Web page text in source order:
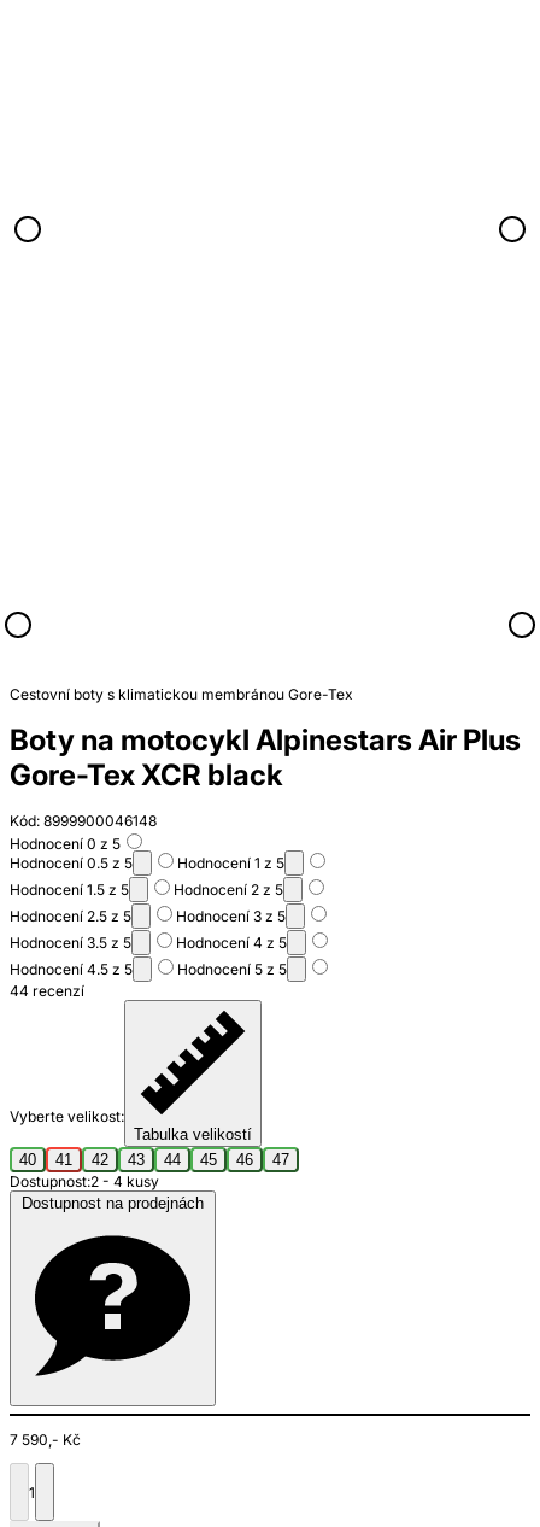
Cestovní boty s klimatickou membránou Gore-Tex
Boty na motocykl Alpinestars Air Plus
Gore-Tex XCR black
Kód: 8999900046148
Hodnocení 0 z 5
Hodnocení 0.5 z 5
Hodnocení 1 z 5
Hodnocení 1.5 z 5
Hodnocení 2 z 5
Hodnocení 2.5 z 5
Hodnocení 3 z 5
Hodnocení 3.5 z 5
Hodnocení 4 z 5
Hodnocení 4.5 z 5
Hodnocení 5 z 5
44 recenzí
Vyberte velikost:
Tabulka velikostí
40
41 42 43 44 45 46
47
Dostupnost:2 - 4 kusy
7 590,- Kč
1